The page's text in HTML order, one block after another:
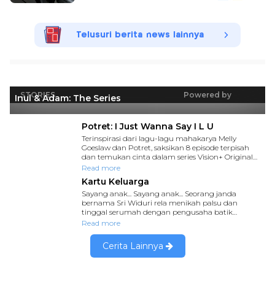
Telusuri berita news lainnya